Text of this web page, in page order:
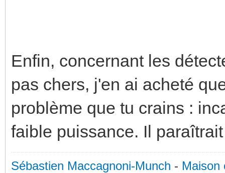
Enfin, concernant les
pas chers, j'en ai acheté
problème que tu crains :
faible puissance. Il
Sébastien Maccagnoni-Munch - Maison